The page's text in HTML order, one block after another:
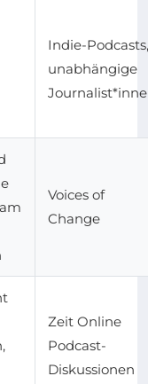
Indie-Podcasts,
unabhängige
Voices of
Change
Zeit Online
Podcast-
Diskussionen